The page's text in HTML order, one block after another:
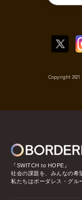
Copyright
『SWITCH to HOPE』
社会の課題を、みんなの希
私たちはボーダレス・グル